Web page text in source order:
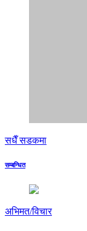
सधैँ सडकमा
सम्बन्धित
अभिमत/विचार